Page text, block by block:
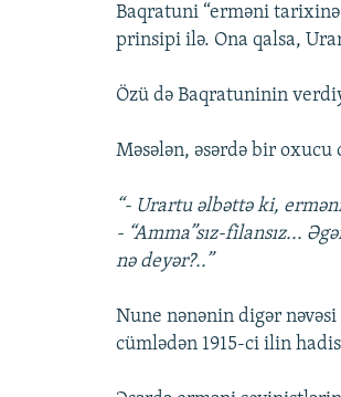
Baqratuni “erməni tarixinə
prinsipi ilə. Ona qalsa,
Özü də Baqratuninin
Məsələn, əsərdə bir oxucu
“- Urartu əlbəttə ki,
- “Amma”sız-filansız...
nə deyər?..”
Nune nənənin digər nəvəsi
cümlədən 1915-ci ilin